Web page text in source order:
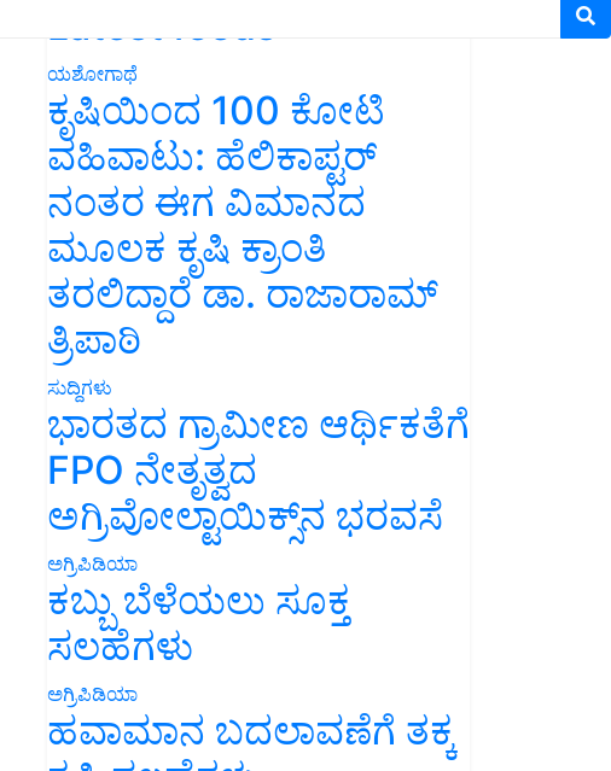
Latest feeds
ಯಶೋಗಾಥೆ
ಕೃಷಿಯಿಂದ 100 ಕೋಟಿ
ವಹಿವಾಟು: ಹೆಲಿಕಾಪ್ಟರ್
ನಂತರ ಈಗ ವಿಮಾನದ
ಮೂಲಕ ಕೃಷಿ ಕ್ರಾಂತಿ
ತರಲಿದ್ದಾರೆ ಡಾ. ರಾಜಾರಾಮ್
ತ್ರಿಪಾಠಿ
ಸುದ್ದಿಗಳು
ಭಾರತದ ಗ್ರಾಮೀಣ ಆರ್ಥಿಕತೆಗೆ
FPO ನೇತೃತ್ವದ
ಅಗ್ರಿವೋಲ್ಟಾಯಿಕ್ಸ್‌ನ ಭರವಸೆ
ಅಗ್ರಿಪಿಡಿಯಾ
ಕಬ್ಬು ಬೆಳೆಯಲು ಸೂಕ್ತ
ಸಲಹೆಗಳು
ಅಗ್ರಿಪಿಡಿಯಾ
ಹವಾಮಾನ ಬದಲಾವಣೆಗೆ ತಕ್ಕ